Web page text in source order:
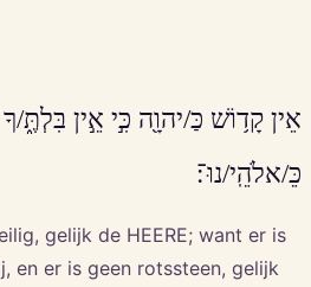
אֵין קָד֥וֹשׁ כַּ/יהוָ֖ה כִּ֣י אֵ֣ין בִּלְתֶּ֑/ךָ
כֵּ/אלֹהֵֽי/נוּ־׃
gelijk de HEERE; want er is
en er is geen rotssteen, gelijk